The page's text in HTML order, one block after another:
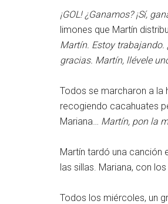
¡GOL! ¿Ganamos? ¡Sí,
limones que Martín
Martín. Estoy trabajando.
gracias. Martín, llévele
Todos se marcharon a la
recogiendo cacahuates
Mariana… Martín, pon la
Martín tardó una canción
las sillas. Mariana, con
Todos los miércoles, un